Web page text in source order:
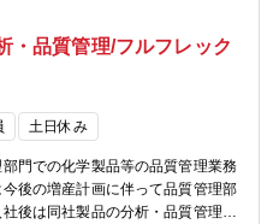
・品質管理/フルフレック
土日休み
門での化学製品等の品質管理業務
後の増産計画に伴って品質管理部
後は同社製品の分析・品質管理業